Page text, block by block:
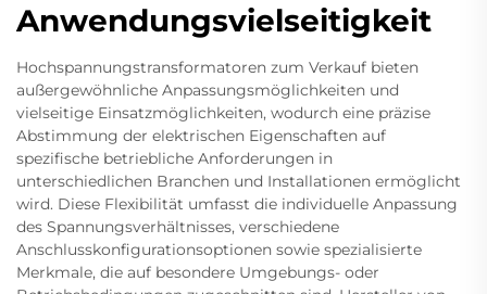
Anwendungsvielseitigkeit
Hochspannungstransformatoren zum Verkauf bieten
außergewöhnliche Anpassungsmöglichkeiten und
vielseitige Einsatzmöglichkeiten, wodurch eine präzise
Abstimmung der elektrischen Eigenschaften auf
spezifische betriebliche Anforderungen in
unterschiedlichen Branchen und Installationen ermöglicht
wird. Diese Flexibilität umfasst die individuelle Anpassung
des Spannungsverhältnisses, verschiedene
Anschlusskonfigurationsoptionen sowie spezialisierte
Merkmale, die auf besondere Umgebungs- oder